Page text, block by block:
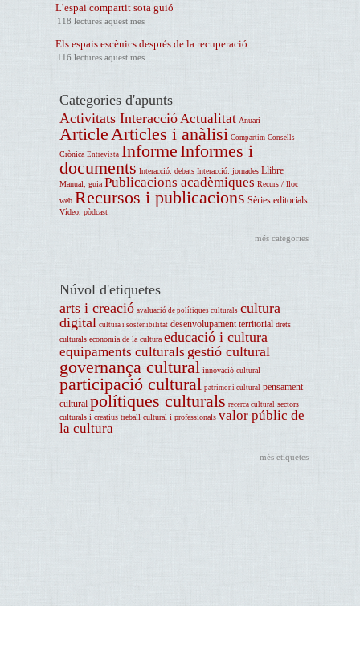
L’espai compartit sota guió
118 lectures aquest mes
Els espais escènics després de la recuperació
116 lectures aquest mes
Categories d'apunts
Activitats Interacció Actualitat Anuari
Article Articles i anàlisi Compartim Consells
Crònica Entrevista InformeInformes i
documents Interacció: debats Interacció: jornades Llibre
Manual, guia Publicacions acadèmiques Recurs / lloc
web Recursos i publicacions Sèries editorials
Vídeo, pòdcast
més categories
Núvol d'etiquetes
arts i creació avaluació de polítiques culturals cultura
digital cultura i sostenibilitat desenvolupament territorial drets
culturals economia de la cultura educació i cultura
equipaments culturals gestió cultural
governança cultural innovació cultural
participació cultural patrimoni cultural pensament
cultural polítiques culturals recerca cultural sectors
culturals i creatius treball cultural i professionals valor públic de
la cultura
més etiquetes